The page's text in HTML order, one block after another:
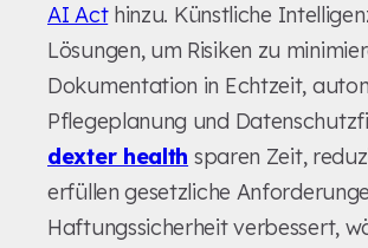
AI Acthinzu. Künstliche
Lösungen, um Risiken zu
Dokumentation in Echtzeit,
Pflegeplanung und
dexter health sparen Zeit,
erfüllen gesetzliche
Haftungssicherheit verbessert,